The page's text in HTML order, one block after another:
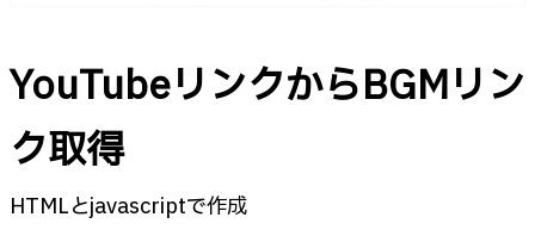
YouTubeリンクからBGMリン
ク取得
HTMLとjavascriptで作成